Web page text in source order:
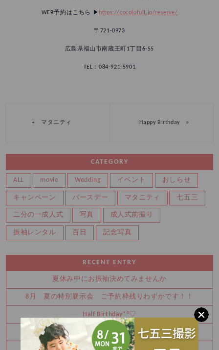
WEB予約はこちら ▶︎ https://cocolofull.jp/reserve/
〒721-0973
広島県福山市南蔵王町1丁目6-55
TEL：084-921-5901
« マタニティ Happy Birthday »
CATEGORY
ALL movie Wedding イベント おしらせ
キャンペーン バースデー マタニティ 七五三
二分の一成人式 写真 成人式前撮り
振袖レンタル 百日 記念写真
RECENT ENTRY
夏休み中にお振袖決めてみませんか
8月 夏の特別展示会 ご予約枠残りわずかです！！
Half Birthday‪‪*°♡
8月 振袖特別展示会 ご予約受付中です！！